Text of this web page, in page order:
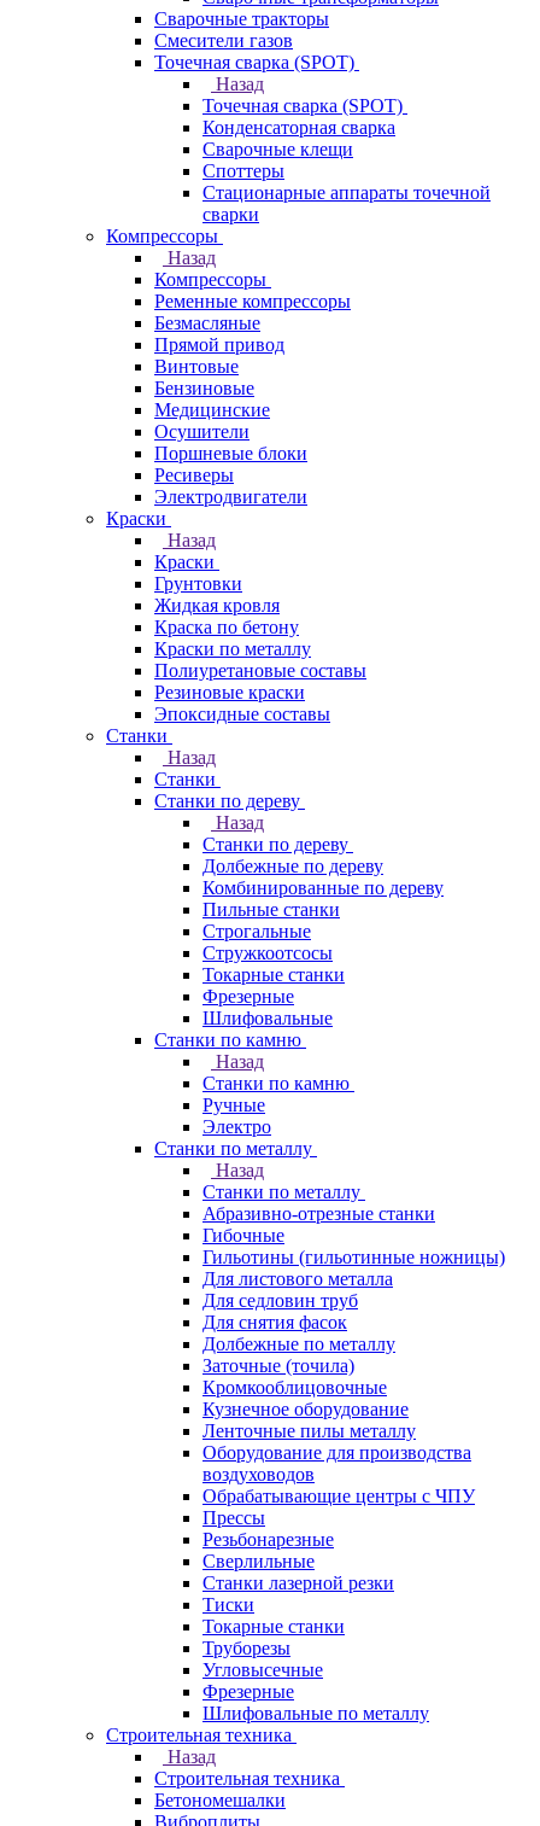
Сварочные тракторы
Смесители газов
Точечная сварка (SPOT)
Назад
Точечная сварка (SPOT)
Конденсаторная сварка
Сварочные клещи
Споттеры
Стационарные аппараты точечной
сварки
Компрессоры
Назад
Компрессоры
Ременные компрессоры
Безмасляные
Прямой привод
Винтовые
Бензиновые
Медицинские
Осушители
Поршневые блоки
Ресиверы
Электродвигатели
Краски
Назад
Краски
Грунтовки
Жидкая кровля
Краска по бетону
Краски по металлу
Полиуретановые составы
Резиновые краски
Эпоксидные составы
Станки
Назад
Станки
Станки по дереву
Назад
Станки по дереву
Долбежные по дереву
Комбинированные по дереву
Пильные станки
Строгальные
Стружкоотсосы
Токарные станки
Фрезерные
Шлифовальные
Станки по камню
Назад
Станки по камню
Ручные
Электро
Станки по металлу
Назад
Станки по металлу
Абразивно-отрезные станки
Гибочные
Гильотины (гильотинные ножницы)
Для листового металла
Для седловин труб
Для снятия фасок
Долбежные по металлу
Заточные (точила)
Кромкооблицовочные
Кузнечное оборудование
Ленточные пилы металлу
Оборудование для производства
воздуховодов
Обрабатывающие центры с ЧПУ
Прессы
Резьбонарезные
Сверлильные
Станки лазерной резки
Тиски
Токарные станки
Труборезы
Угловысечные
Фрезерные
Шлифовальные по металлу
Строительная техника
Назад
Строительная техника
Бетономешалки
Виброплиты